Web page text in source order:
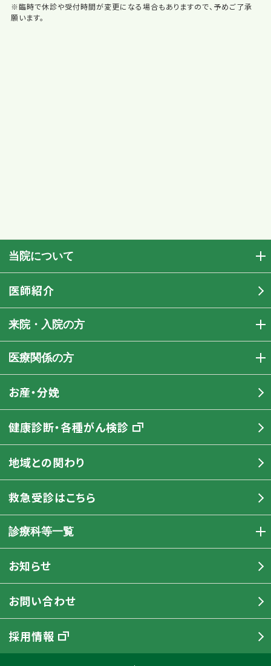
※臨時で休診や受付時間が変更になる場合もありますので、予めご了承
願います。
当院について
医師紹介
来院・入院の方
医療関係の方
お産・分娩
健康診断・各種がん検診
地域との関わり
救急受診はこちら
診療科等一覧
お知らせ
お問い合わせ
採用情報